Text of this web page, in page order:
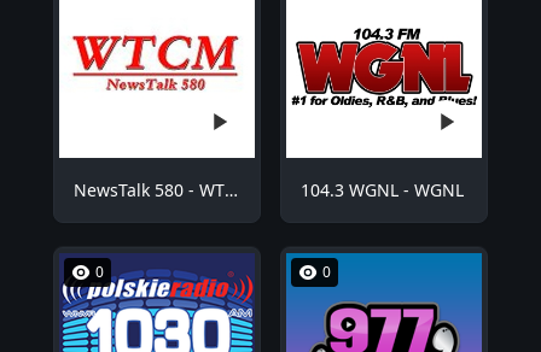
NewsTalk 580 - WTCM 104.3 WGNL - WGNL
0 0